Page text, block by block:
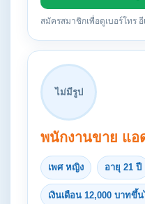
สมัครสมาชิกเพื่อดูเบอร์โทร
ไม่มีรูป
พนักงานขาย แอ
เพศ หญิง อายุ 21 ปี
เงินเดือน 12,000 บาทขึ้น